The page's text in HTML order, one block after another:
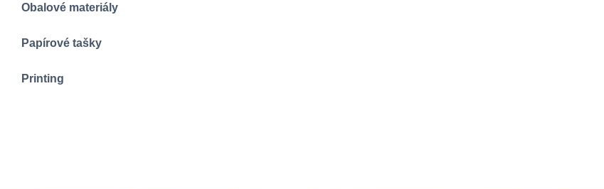
Obalové materiály
Papírové tašky
Printing